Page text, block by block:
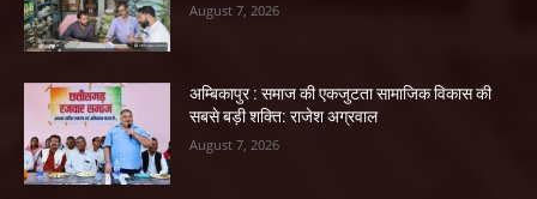
August 7, 2026
अम्बिकापुर : समाज की एकजुटता सामाजिक विकास की
सबसे बड़ी शक्ति: राजेश अग्रवाल
August 7, 2026